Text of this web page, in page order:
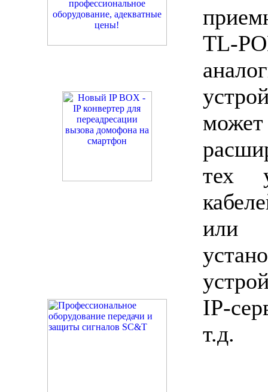
TL-
тех
или
IP-
т.д.